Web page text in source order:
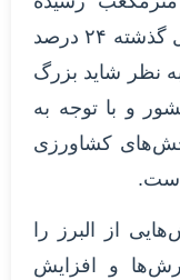
است که نسبت به مدت مشابه سال گذشته ۲۴ درصد
نظر شاید بزرگ
و با توجه به
کشاورزی
است.
از البرز را
و افزایش